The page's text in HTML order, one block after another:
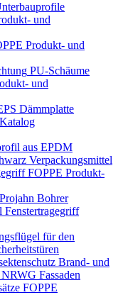
und
Produkt- und
PU-Schäume
und
Dämmplatte
aus EPDM
Verpackungsmittel
FOPPE Produkt-
Projahn Bohrer
Fenstertragegriff
für den
Brand- und
NRWG Fassaden
FOPPE